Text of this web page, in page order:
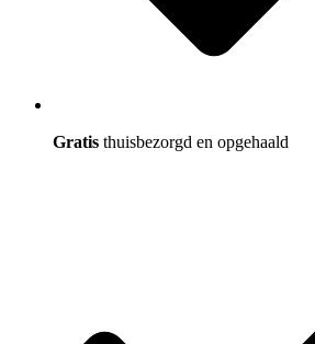
Gratis thuisbezorgd en opgehaald